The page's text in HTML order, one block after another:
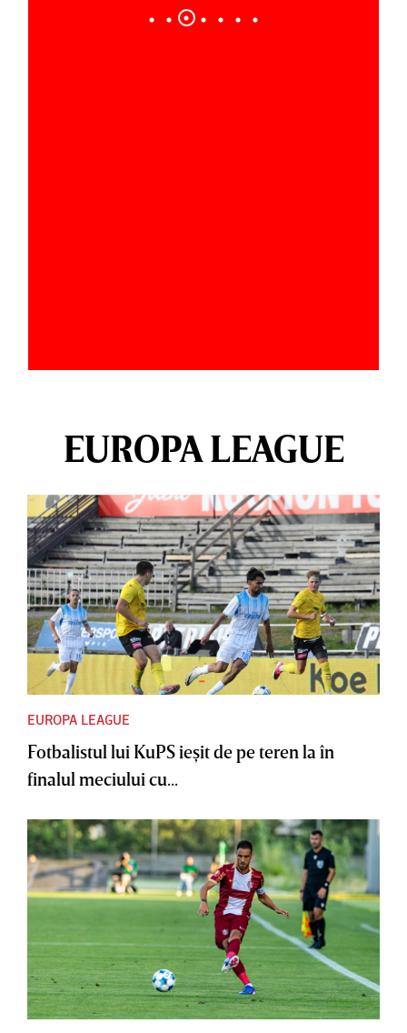
EUROPA LEAGUE
EUROPA LEAGUE
Fotbalistul lui KuPS ieşit de pe teren la în
finalul meciului cu...